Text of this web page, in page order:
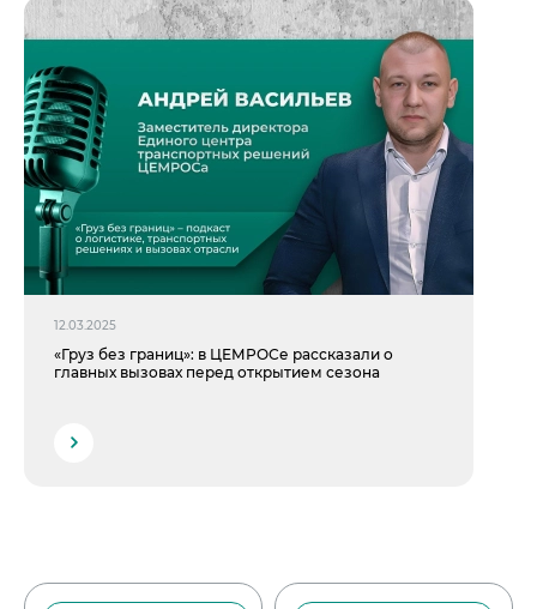
12.03.2025
«Груз без границ»: в ЦЕМРОСе рассказали о
главных вызовах перед открытием сезона